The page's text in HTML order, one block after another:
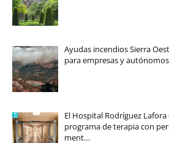
Ayudas incendios Sierra
para empresas y autónomos
El Hospital Rodríguez
programa de terapia con
ment…